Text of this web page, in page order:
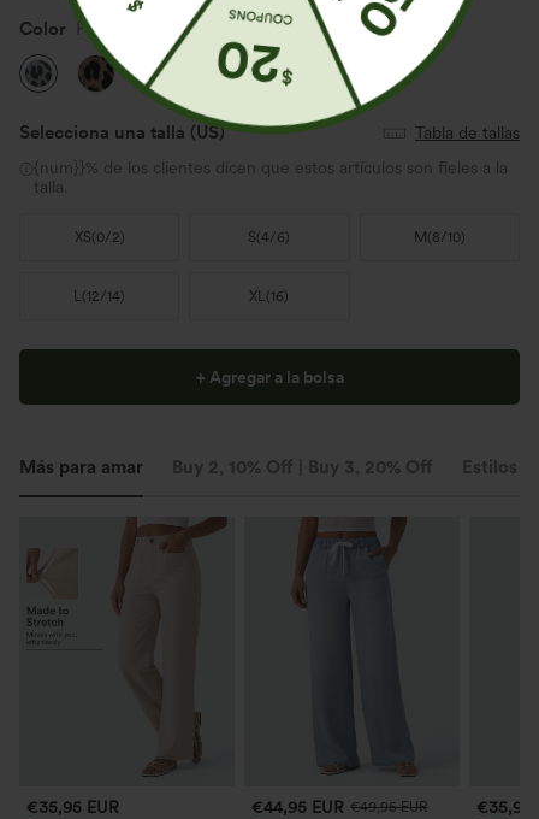
Color Frosted Panther
Selecciona una talla (US)
Tabla de tallas
{num}}% de los clientes dicen que estos artículos son fieles a la
talla.
XS(0/2) S(4/6) M (8/10)
L(12/14) XL(16)
+ Agregar a la bolsa
Más para amar Buy 2, 10% Off | Buy 3, 20% Off Estilos
€35,95 EUR €44,95 EUR €49,95 EUR
€35,95